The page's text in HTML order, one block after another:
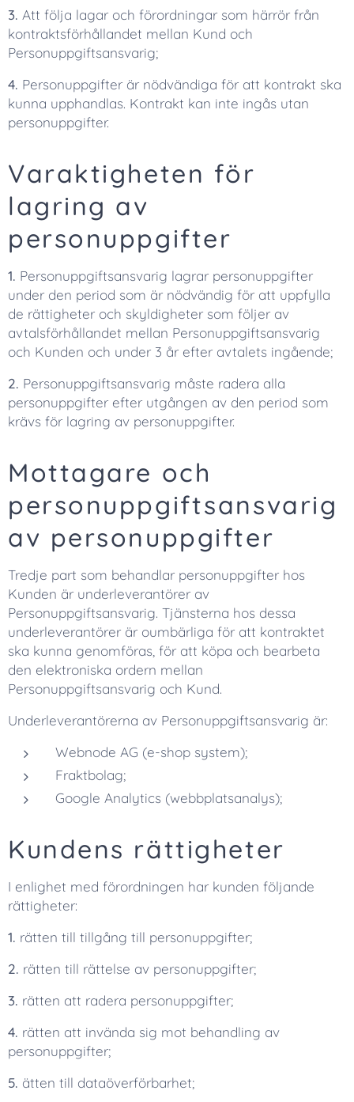
3. Att följa lagar och förordningar som härrör från
kontraktsförhållandet mellan Kund och
Personuppgiftsansvarig;
4. Personuppgifter är nödvändiga för att kontrakt ska
kunna upphandlas. Kontrakt kan inte ingås utan
personuppgifter.
Varaktigheten för
lagring av
personuppgifter
1. Personuppgiftsansvarig lagrar personuppgifter
under den period som är nödvändig för att uppfylla
de rättigheter och skyldigheter som följer av
avtalsförhållandet mellan Personuppgiftsansvarig
och Kunden och under 3 år efter avtalets ingående;
2. Personuppgiftsansvarig måste radera alla
personuppgifter efter utgången av den period som
krävs för lagring av personuppgifter.
Mottagare och
personuppgiftsansvarig
av personuppgifter
Tredje part som behandlar personuppgifter hos
Kunden är underleverantörer av
Personuppgiftsansvarig. Tjänsterna hos dessa
underleverantörer är oumbärliga för att kontraktet
ska kunna genomföras, för att köpa och bearbeta
den elektroniska ordern mellan
Personuppgiftsansvarig och Kund.
Underleverantörerna av Personuppgiftsansvarig är:
Webnode AG (e-shop system);
Fraktbolag;
Google Analytics (webbplatsanalys);
Kundens rättigheter
I enlighet med förordningen har kunden följande
rättigheter:
1. rätten till tillgång till personuppgifter;
2. rätten till rättelse av personuppgifter;
3. rätten att radera personuppgifter;
4. rätten att invända sig mot behandling av
personuppgifter;
5. ätten till dataöverförbarhet;